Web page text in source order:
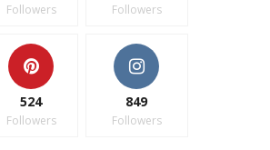
Followers Followers
524
Followers
849
Followers